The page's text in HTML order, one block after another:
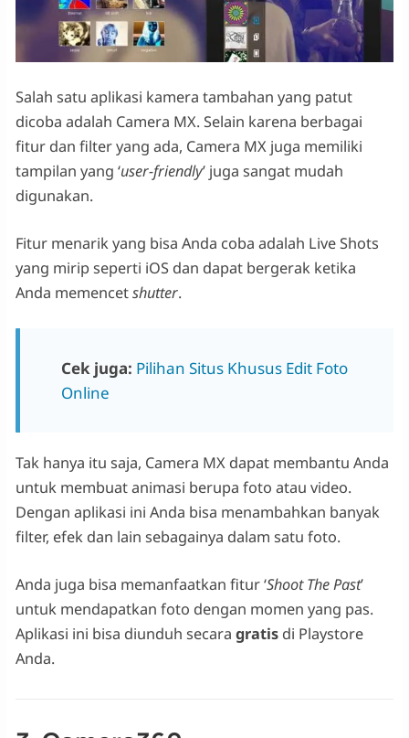
Salah satu aplikasi kamera tambahan yang patut
dicoba adalah Camera MX. Selain karena berbagai
fitur dan filter yang ada, Camera MX juga memiliki
tampilan yang ‘user-friendly’ juga sangat mudah
digunakan.
Fitur menarik yang bisa Anda coba adalah Live Shots
yang mirip seperti iOS dan dapat bergerak ketika
Anda memencetshutter.
Cek juga: Pilihan Situs Khusus Edit Foto
Online
Tak hanya itu saja, Camera MX dapat membantu Anda
untuk membuat animasi berupa foto atau video.
Dengan aplikasi ini Anda bisa menambahkan banyak
filter, efek dan lain sebagainya dalam satu foto.
Anda juga bisa memanfaatkan fitur ‘Shoot The Past’
untuk mendapatkan foto dengan momen yang pas.
Aplikasi ini bisa diunduh secara gratisdi Playstore
Anda.